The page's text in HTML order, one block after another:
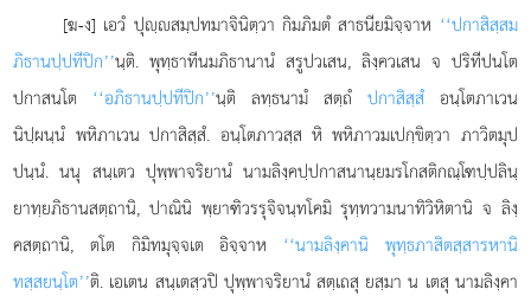
[ฆ-ง] เอวํ ปุฺสมฺปทมาจินิตฺวา กิมภิมตํ สาธนียมิจฺจาห ‘‘ปกาสิสฺสม
ภิธานปฺปทีปิก’’นฺติ. พุทฺธาทีนมภิธานานํ สรูปวเสน, ลิงฺควเสน จ ปริทีปนโต
ปกาสนโต ‘‘อภิธานปฺปทีปิก’’นฺติ ลทฺธนามํ สตฺถํ ปกาสิสฺสํอนฺโตภาเวน
นิปฺผนฺนํ พหิภาเวน ปกาสิสฺสํ. อนฺโตภาวสฺส หิ พหิภาวมเปกฺขิตฺวา ภาวิตมุป
ปนฺนํ. นนุ สนฺเตว ปุพฺพาจริยานํ นามลิงฺคปฺปกาสนานฺยมรโกสติกณฺโฑปฺปลินฺ
ยาทฺยภิธานสตฺถานิ, ปาณินิ พฺยาฑิวรรุจิจนฺทโคมิ รุทฺทวามนาทิวิหิตานิ จ ลิงฺ
คสตฺถานิ, ตโต กิมิทมุจฺจเต อิจฺจาห ‘‘นามลิงฺคานิ พุทฺธภาสิตสฺสารหานิ
ทสฺสยนฺโต’’ติ. เอเตน สนฺเตสฺวปิ ปุพฺพาจริยานํ สตฺเถสุ ยสฺมา น เตสุ นามลิงฺคา